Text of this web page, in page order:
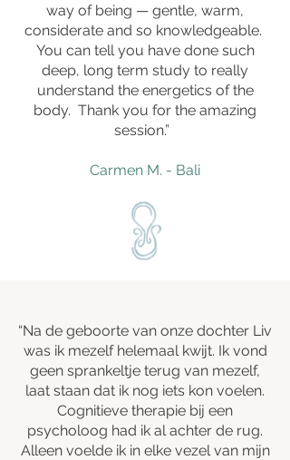
way of being — gentle, warm,
considerate and so knowledgeable.
You can tell you have done such
deep, long term study to really
understand the energetics of the
body. Thank you for the amazing
session.”
Carmen M. - Bali
“Na de geboorte van onze dochter Liv
was ik mezelf helemaal kwijt. Ik vond
geen sprankeltje terug van mezelf,
laat staan dat ik nog iets kon voelen.
Cognitieve therapie bij een
psycholoog had ik al achter de rug.
Alleen voelde ik in elke vezel van mijn